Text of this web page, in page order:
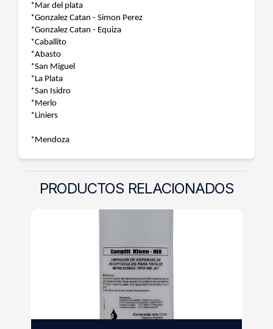
*Mar del plata
*Gonzalez Catan - Simon Perez
*Gonzalez Catan - Equiza
*Caballito
*Abasto
*San Miguel
*La Plata
*San Isidro
*Merlo
*Liniers
*Mendoza
PRODUCTOS RELACIONADOS